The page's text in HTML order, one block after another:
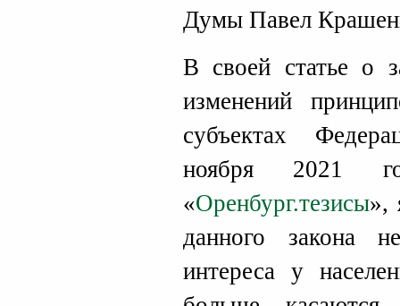
Думы Павел
В своей статье о
изменений
субъектах
ноября 2021
«Оренбург.тезисы»,
данного закона
интереса у